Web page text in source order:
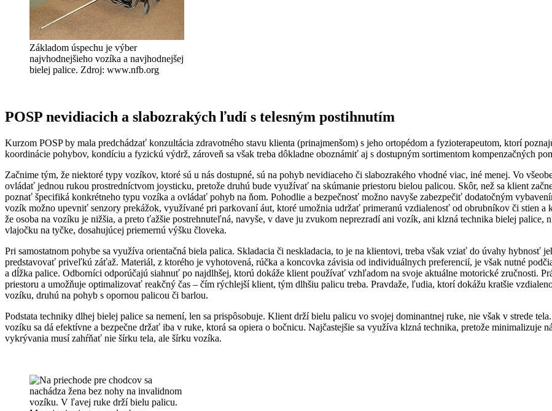
Základom úspechu je výber
najvhodnejšieho vozíka a navjhodnejšej
bielej palice. Zdroj: www.nfb.org
POSP nevidiacich a slabozrakých ľudí s telesným postihnutím
Kurzom POSP by mala predchádzať konzultácia zdravotného stavu klienta (prinajmenšom) s jeho ortopédom a fyzioterapeutom, ktorí
koordinácie pohybov, kondíciu a fyzickú výdrž, zároveň sa však treba dôkladne oboznámiť aj s dostupným sortimentom kompenzačných
Začnime tým, že niektoré typy vozíkov, ktoré sú u nás dostupné, sú na pohyb nevidiaceho či slabozrakého vhodné viac, iné menej. Vo
ovládať jednou rukou prostredníctvom joysticku, pretože druhú bude využívať na skúmanie priestoru bielou palicou. Skôr, než sa klient
poznať špecifiká konkrétneho typu vozíka a ovládať pohyb na ňom. Pohodlie a bezpečnosť možno navyše zabezpečiť dodatočným
vozík možno upevniť senzory prekážok, využívané pri parkovaní áut, ktoré umožnia udržať primeranú vzdialenosť od obrubníkov či stien
že osoba na vozíku je nižšia, a preto ťažšie postrehnuteľná, navyše, v dave ju zvukom neprezradí ani vozík, ani klzná technika bielej palice,
vlajočku na tyčke, dosahujúcej priemernú výšku človeka.
Pri samostatnom pohybe sa využíva orientačná biela palica. Skladacia či neskladacia, to je na klientovi, treba však vziať do úvahy hybnosť
predstavovať priveľkú záťaž. Materiál, z ktorého je vyhotovená, rúčka a koncovka závisia od individuálnych preferencií, je však nutné
a dĺžka palice. Odborníci odporúčajú siahnuť po najdlhšej, ktorú dokáže klient používať vzhľadom na svoje aktuálne motorické zručnosti.
priestoru a umožňuje optimalizovať reakčný čas – čím rýchlejší klient, tým dlhšiu palicu treba. Pravdaže, ľudia, ktorí dokážu kratšie
vozíku, druhú na pohyb s opornou palicou či barlou.
Podstata techniky dlhej bielej palice sa nemení, len sa prispôsobuje. Klient drží bielu palicu vo svojej dominantnej ruke, nie však v strede
vozíku sa dá efektívne a bezpečne držať iba v ruke, ktorá sa opiera o bočnicu. Najčastejšie sa využíva klzná technika, pretože minimalizuje
vykrývania musí zahŕňať nie šírku tela, ale šírku vozíka.